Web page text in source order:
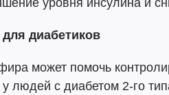
уровня инсулина и
диабетиков
может помочь
у людей с диабетом 2-го